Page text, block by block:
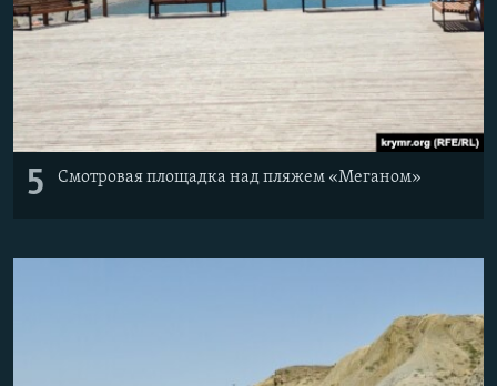
5 Смотровая площадка над пляжем «Меганом»